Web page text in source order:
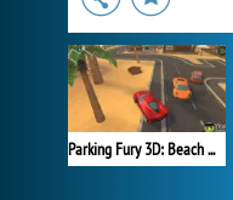
Parking Fury 3D: Beach City